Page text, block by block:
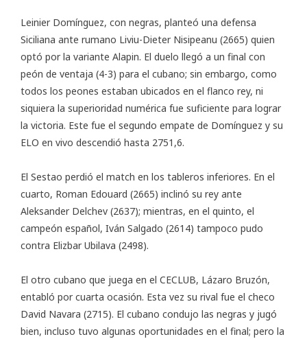
Leinier Domínguez, con negras, planteó una defensa
Siciliana ante rumano Liviu-Dieter Nisipeanu (2665) quien
optó por la variante Alapin. El duelo llegó a un final con
peón de ventaja (4-3) para el cubano; sin embargo, como
todos los peones estaban ubicados en el flanco rey, ni
siquiera la superioridad numérica fue suficiente para lograr
la victoria. Este fue el segundo empate de Domínguez y su
ELO en vivo descendió hasta 2751,6.
El Sestao perdió el match en los tableros inferiores. En el
cuarto, Roman Edouard (2665) inclinó su rey ante
Aleksander Delchev (2637); mientras, en el quinto, el
campeón español, Iván Salgado (2614) tampoco pudo
contra Elizbar Ubilava (2498).
El otro cubano que juega en el CECLUB, Lázaro Bruzón,
entabló por cuarta ocasión. Esta vez su rival fue el checo
David Navara (2715). El cubano condujo las negras y jugó
bien, incluso tuvo algunas oportunidades en el final; pero la